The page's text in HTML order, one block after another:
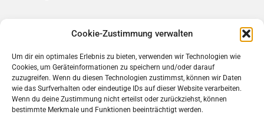
Cookie-Zustimmung verwalten
Um dir ein optimales Erlebnis zu bieten, verwenden wir Technologien wie
Cookies, um Geräteinformationen zu speichern und/oder darauf
zuzugreifen. Wenn du diesen Technologien zustimmst, können wir Daten
wie das Surfverhalten oder eindeutige IDs auf dieser Website verarbeiten.
Wenn du deine Zustimmung nicht erteilst oder zurückziehst, können
bestimmte Merkmale und Funktionen beeinträchtigt werden.
Refernzprojekte